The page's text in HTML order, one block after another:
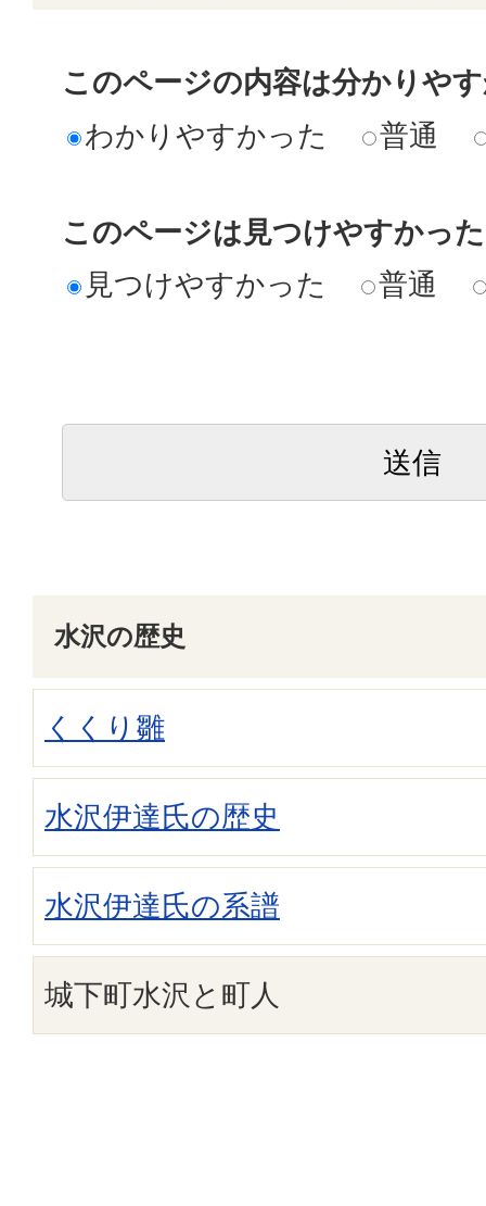
このページの内容は分かりや
わかりやすかった
普通
このページは見つけやすかっ
見つけやすかった
普通
水沢の歴史
くくり雛
水沢伊達氏の歴史
水沢伊達氏の系譜
城下町水沢と町人